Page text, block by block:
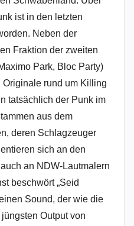
ist in den letzten
Neben der
Fraktion der zweiten
Park, Bloc Party)
rund um Killing
tatsächlich der Punk im
aus dem
deren Schlagzeuger
sich an den
an NDW-Lautmalern
beschwört „Seid
Sound, der wie die
Output von